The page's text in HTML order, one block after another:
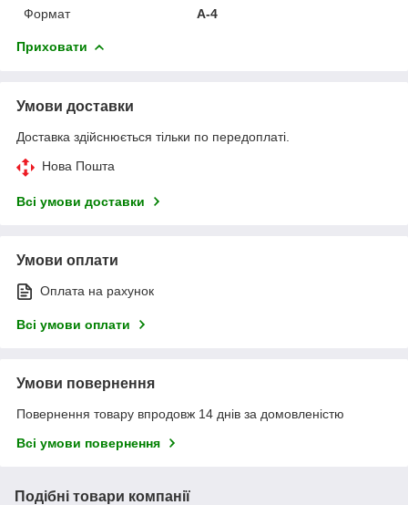
Формат
А-4
Приховати
Умови доставки
Доставка здійснюється тільки по передоплаті.
Нова Пошта
Всі умови доставки
Умови оплати
Оплата на рахунок
Всі умови оплати
Умови повернення
Повернення товару впродовж 14 днів за домовленістю
Всі умови повернення
Подібні товари компанії